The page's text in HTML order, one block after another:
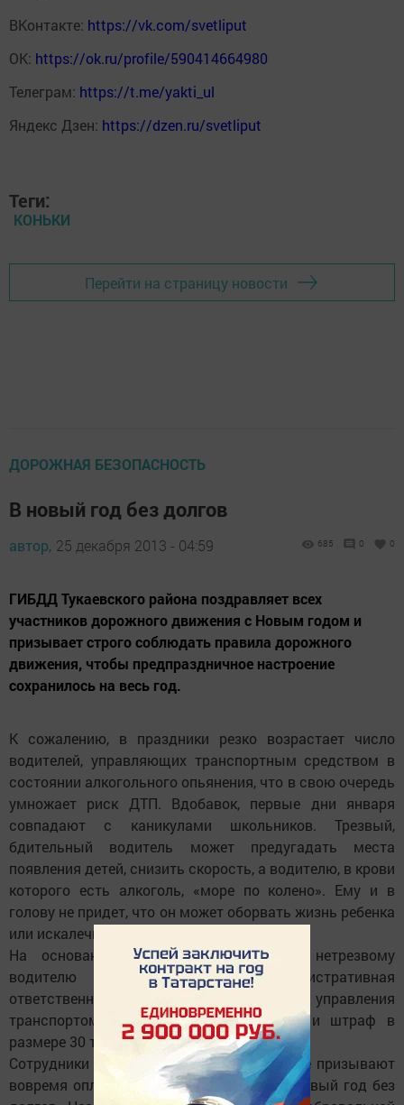
ВКонтакте: https://vk.com/svetliput
ОК: https://ok.ru/profile/590414664980
Телеграм: https://t.me/yakti_ul
Яндекс Дзен: https://dzen.ru/svetliput
Теги:
КОНЬКИ
Перейти на страницу новости
ДОРОЖНАЯ БЕЗОПАСНОСТЬ
В новый год без долгов
автор, 25 декабря 2013 - 04:59 685 0 0
ГИБДД Тукаевского района поздравляет всех
участников дорожного движения с Новым годом и
призывает строго соблюдать правила дорожного
движения, чтобы предпраздничное настроение
сохранилось на весь год.
К сожалению, в праздники резко возрастает число
водителей, управляющих транспортным средством в
состоянии алкогольного опьянения, что в свою очередь
умножает риск ДТП. Вдобавок, первые дни января
совпадают с каникулами школьников. Трезвый,
бдительный водитель может предугадать места
появления детей, снизить скорость, а водителю, в крови
которого есть алкоголь, «море по колено». Ему и в
голову не придет, что он может оборвать жизнь ребенка
или искалечить.
На основании статьи 12.8 КоАП РФ нетрезвому
водителю угрожает административная
ответственность в виде лишения прав управления
транспортом от полутора до двух лет и штраф в
размере 30 тысяч рублей.
Сотрудники дорожной безопасности также призывают
вовремя оплатить штрафы и встретить Новый год без